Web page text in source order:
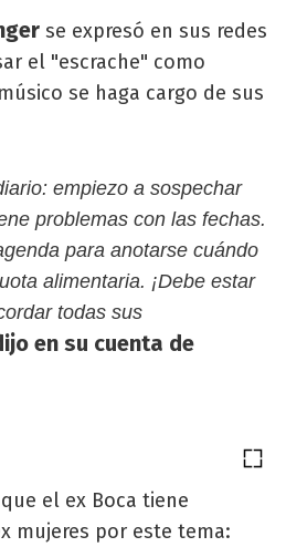
se expresó en sus redes
el "escrache" como
se haga cargo de sus
empiezo a sospechar
problemas con las fechas.
para anotarse cuándo
alimentaria. ¡Debe estar
todas sus
en su cuenta de
el ex Boca tiene
mujeres por este tema: